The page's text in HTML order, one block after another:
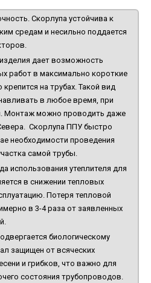
Скорлупа устойчива к
средам и несильно поддается
дает возможность
работ в максимально короткие
на трубах. Такой вид
в любое время, при
Монтаж можно проводить даже
Скорлупа ППУ быстро
необходимости проведения
самой трубы.
использования утеплителя для
в снижении тепловых
Потеря тепловой
в 3-4 раза от заявленных
биологическому
защищен от всяческих
и грибков, что важно для
состояния трубопроводов.